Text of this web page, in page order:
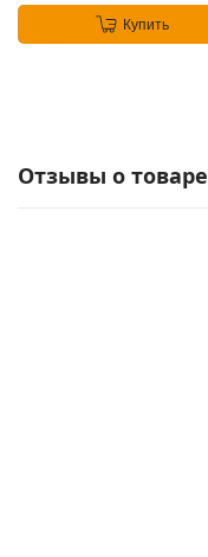
Купить
Отзывы о товаре